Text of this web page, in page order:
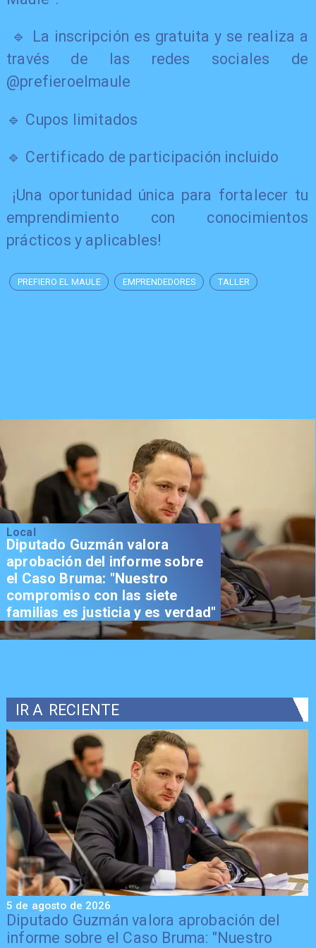
🔹 La inscripción es gratuita y se realiza a
través de las redes sociales de
@prefieroelmaule
🔹 Cupos limitados
🔹 Certificado de participación incluido
¡Una oportunidad única para fortalecer tu
emprendimiento con conocimientos
prácticos y aplicables!
PREFIERO EL MAULE EMPRENDEDORES TALLER
Local
Diputado Guzmán valora
aprobación del informe sobre
el Caso Bruma: "Nuestro
compromiso con las siete
familias es justicia y es verdad"
IR A RECIENTE
Diputado Guzmán valora aprobación del
informe sobre el Caso Bruma: "Nuestro
5 de agosto de 2026